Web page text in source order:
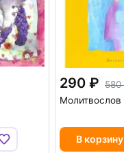
290
580
Молитвослов
В корзину